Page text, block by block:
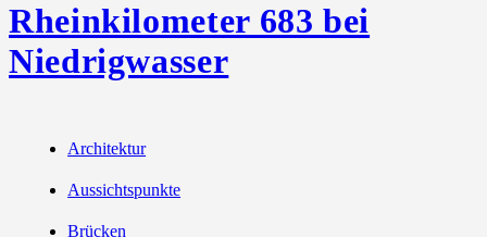
Rheinkilometer 683 bei
Niedrigwasser
Architektur
Aussichtspunkte
Brücken